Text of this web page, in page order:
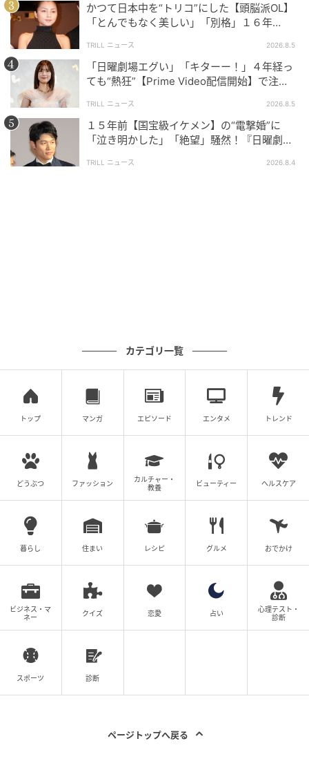
特に印象的なのは、舞台出身の俳優として早い段階か
ら映像作品でも結果を残したことです。舞台で鍛えた
発声や集中力をそのまま映像に持ち込み、怒鳴る、追
い詰められるといった高負荷の場面で観る側の緊張ま
で引き上げてきました。デビューから20年以上たって
も主演級として求められるのは、一時の人気ではな
く、積み上げた実績があるからです。
ここで、藤原さんの軌跡をたどる“今観るべき代表
藤原さんは、犯罪者を裁いて新世界を作ろうとする夜
神月を演じました。頭脳明晰な大学生がノートを手に
したことで少しずつ表情を変え、正義と狂気の境目を
越えていく過程を、視線や声色で見せ切ったのが強烈
です。松山ケンイチさん演じるLとの対決は、今も語り
3．映画『22年目の告白―私が殺人犯です
―』（2017年）
藤原さんは、自分が連続殺人犯だと名乗って世間を騒
がせる曾根崎雅人を演じました。22年前の未解決事件
し、テレビにも登場します。
を両立させました。観客の印象を何度もひっくり返す
かつて日本中を“トリコ”にした【頭脳派OL】
「とんでもなく美しい」「別格」１６年
TRILL ニュース 2026.8.5
「日曜劇場エグい」「キターー！」４年経っ
ても“熱狂”【Prime Video配信開始】で注
TRILL ニュース 2026.8.5
１５年前【国宝級イケメン】の“電撃婚”に
「泣き明かした」「絶望」騒然！『日曜劇
TRILL ニュース 2026.8.4
カテゴリ一覧
トップ マンガ エピソード エンタメ トレンド
どうぶつ ファッション
カルチャー・
教養
ビューティー ヘルスケア
暮らし 住まい レシピ グルメ おでかけ
ビジネス・マ
ネー
クイズ 恋愛 占い
心理テスト・
診断
スポーツ 診断
ページトップへ戻る